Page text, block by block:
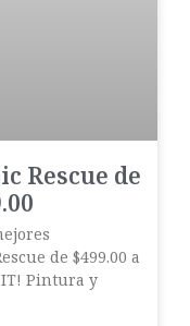
Rescue de
de $499.00 a
IT! Pintura y